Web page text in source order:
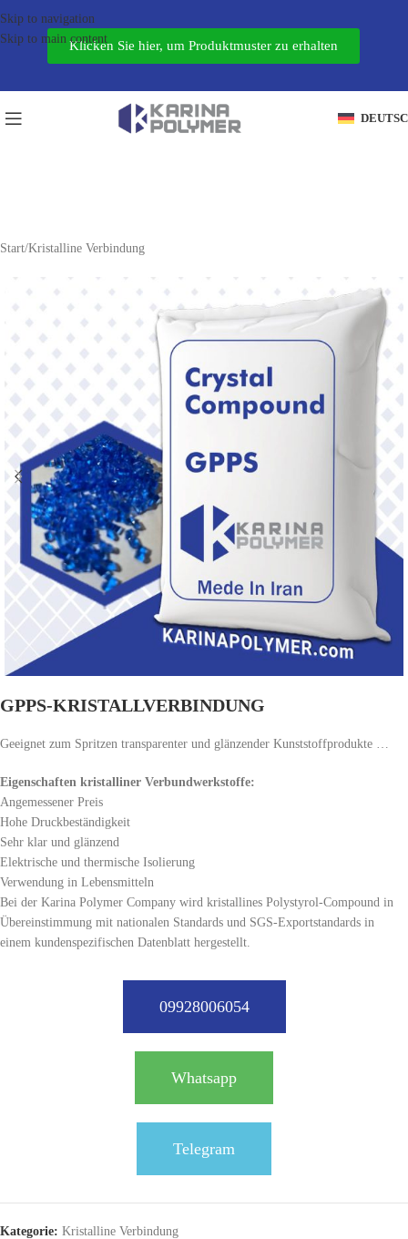
Skip to navigation
Skip to main contentKlicken Sie hier, um Produktmuster zu erhalten
Start/Kristalline Verbindung
GPPS-KRISTALLVERBINDUNG
Geeignet zum Spritzen transparenter und glänzender Kunststoffprodukte …
Eigenschaften kristalliner Verbundwerkstoffe:
Angemessener Preis
Hohe Druckbeständigkeit
Sehr klar und glänzend
Elektrische und thermische Isolierung
Verwendung in Lebensmitteln
Bei der Karina Polymer Company wird kristallines Polystyrol-Compound in
Übereinstimmung mit nationalen Standards und SGS-Exportstandards in
einem kundenspezifischen Datenblatt hergestellt.
09928006054
Whatsapp
Telegram
Kategorie: Kristalline Verbindung